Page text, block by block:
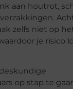
aan houtrot,
zelfs niet op
je risico
op stap te